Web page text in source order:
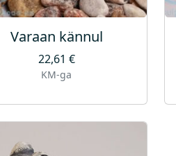
Varaan kännul
22,61 €
KM-ga